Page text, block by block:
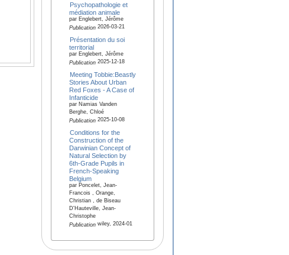
Psychopathologie et
médiation animale
par Englebert, Jérôme
Publication2026-03-21
Présentation du soi
territorial
par Englebert, Jérôme
Publication2025-12-18
Meeting Tobbie:Beastly
Stories About Urban
Red Foxes - A Case of
Infanticide
par Namias Vanden
Berghe, Chloé
Publication2025-10-08
Conditions for the
Construction of the
Darwinian Concept of
Natural Selection by
6th-Grade Pupils in
French-Speaking
Belgium
par Poncelet, Jean-
Francois , Orange,
Christian , de Biseau
D'Hauteville, Jean-
Christophe
Publicationwiley, 2024-01